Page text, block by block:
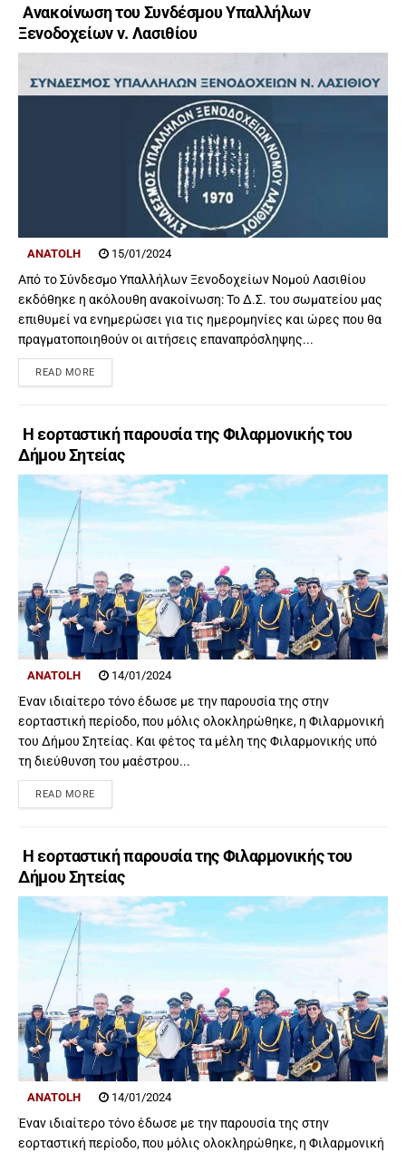
Ανακοίνωση του Συνδέσμου Υπαλλήλων
Ξενοδοχείων ν. Λασιθίου
ANATOLH 15/01/2024
Από το Σύνδεσμο Υπαλλήλων Ξενοδοχείων Νομού Λασιθίου
εκδόθηκε η ακόλουθη ανακοίνωση: Το Δ.Σ. του σωματείου μας
επιθυμεί να ενημερώσει για τις ημερομηνίες και ώρες που θα
πραγματοποιηθούν οι αιτήσεις επαναπρόσληψης...
READ MORE
Η εορταστική παρουσία της Φιλαρμονικής του
Δήμου Σητείας
ANATOLH 14/01/2024
Έναν ιδιαίτερο τόνο έδωσε με την παρουσία της στην
εορταστική περίοδο, που μόλις ολοκληρώθηκε, η Φιλαρμονική
του Δήμου Σητείας. Και φέτος τα μέλη της Φιλαρμονικής υπό
τη διεύθυνση του μαέστρου...
READ MORE
Η εορταστική παρουσία της Φιλαρμονικής του
Δήμου Σητείας
ANATOLH 14/01/2024
Έναν ιδιαίτερο τόνο έδωσε με την παρουσία της στην
εορταστική περίοδο, που μόλις ολοκληρώθηκε, η Φιλαρμονική